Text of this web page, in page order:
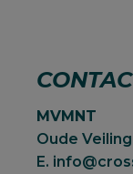
MVMNT
Oude
E.